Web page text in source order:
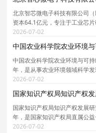
北京智芯微电子科技有限公司
资本64.1亿元，专注于工业芯
（广州分公司、深圳市国电科
公司、杭州万高科技股份有限
2026-07-02
中国农业科学院农业环境与可
年，是从事农业环境领域科学
位。环发所以破解现代农业发
核心切入点，聚焦气候韧性农
2026-07-02
国家知识产权局知识产权发展
年，是国家知识产权局直属公
策和实务研究为主业，以服务
2026-07-02